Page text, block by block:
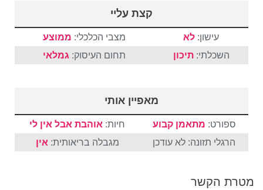
קצת עליי
עישון: לא מצבי הכלכלי: ממוצע
השכלתי:תיכון תחום העיסוק: גמלאי
מאפיין אותי
ספורט: מתאמן קבוע חיות: אוהבת אבל אין לי
הרגלי תזונה: לא עודכן
מגבלה בריאותית: אין
מטרת הקשר